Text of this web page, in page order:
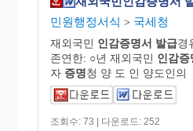
민원행정서식 > 국세청
재외국민 인감증명서 발급경
존연한: ○년 재외국민 인감증
자 증명청 양 도 인 양도인의
조회수: 73 | 다운로드: 252